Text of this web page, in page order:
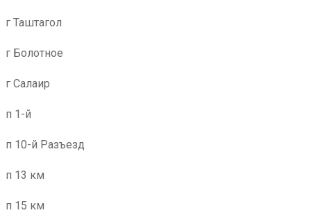
г Таштагол
г Болотное
г Салаир
п 1-й
п 10-й Разъезд
п 13 км
п 15 км